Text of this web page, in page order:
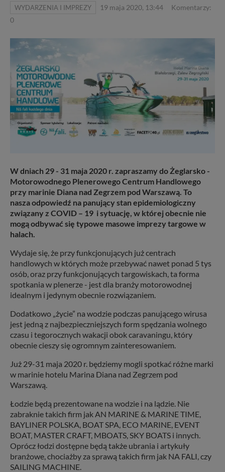
WYDARZENIA I IMPREZY 19 maja 2020, 13:44
Komentarzy:
0
W dniach 29 - 31 maja 2020 r. zapraszamy do Żeglarsko -
Motorowodnego Plenerowego Centrum Handlowego
przy marinie Diana nad Zegrzem pod Warszawą. To
nasza odpowiedź na panujący stan epidemiologiczny
związany z COVID – 19 i sytuację, w której obecnie nie
mogą odbywać się typowe masowe imprezy targowe w
halach.
Wydaje się, że przy funkcjonujących już centrach
handlowych w których może przebywać nawet ponad 5 tys
osób, oraz przy funkcjonujących targowiskach, ta forma
spotkania w plenerze - jest dla branży motorowodnej
idealnym i jedynym obecnie rozwiązaniem.
Dodatkowo „życie” na wodzie podczas panującego wirusa
jest jedną z najbezpieczniejszych form spędzania wolnego
czasu i tegorocznych wakacji obok caravaningu, który
obecnie cieszy się ogromnym zainteresowaniem.
Już 29-31 maja 2020 r. będziemy mogli spotkać różne marki
w marinie hotelu Marina Diana nad Zegrzem pod
Warszawą.
Łodzie będą prezentowane na wodzie i na lądzie. Nie
zabraknie takich firm jak AN MARINE & MARINE TIME,
BAYLINER POLSKA, BOAT SPA, ECO MARINE, EVENT
BOAT, MASTER CRAFT, MBOATS, SKY BOATS i innych.
Oprócz łodzi dostępne będą także ubrania i artykuły
branżowe, chociażby za sprawą takich firm jak NA FALI, czy
SAILING MACHINE.